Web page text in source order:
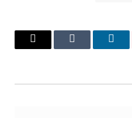
لينكدإن Tumblr
البريد